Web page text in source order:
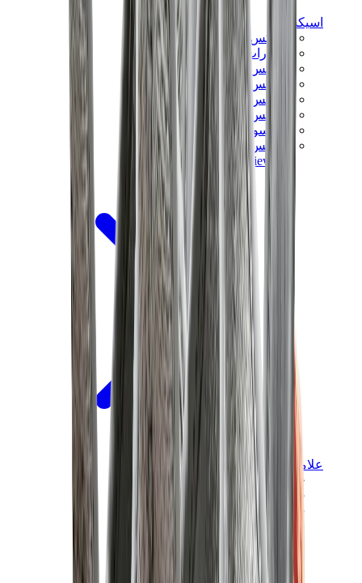
اسيكس
اسيكس الأكثر مبيعاً
إصدارات اسيكس الجديدة
اسيكس جل-كايانو
اسيكس جل-NYC
اسيكس GT-2160
اسيكس جل-1130
اونيتسوكا تايغر مكسيكو 66
اسيكس جل-نيمبوس
View All اسيكس
علامات أخرى
سالومون
ميزون ميهارا
تيمبرلاند
بيركنستوك